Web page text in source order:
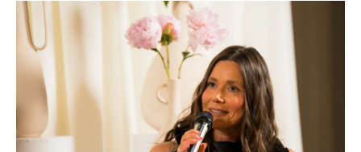
moda & ljepota